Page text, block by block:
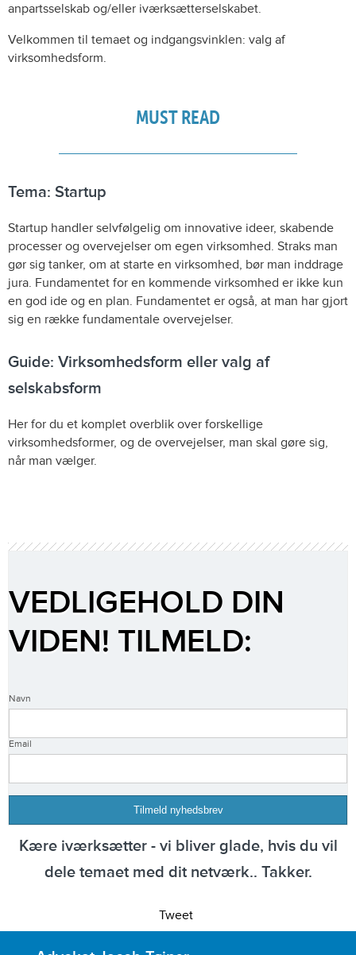
anpartsselskab og/eller iværksætterselskabet.
Velkommen til temaet og indgangsvinklen: valg af
virksomhedsform.
MUST READ
Tema: Startup
Startup handler selvfølgelig om innovative ideer, skabende
processer og overvejelser om egen virksomhed. Straks man
gør sig tanker, om at starte en virksomhed, bør man inddrage
jura. Fundamentet for en kommende virksomhed er ikke kun
en god ide og en plan. Fundamentet er også, at man har gjort
sig en række fundamentale overvejelser.
Guide: Virksomhedsform eller valg af
selskabsform
Her for du et komplet overblik over forskellige
virksomhedsformer, og de overvejelser, man skal gøre sig,
når man vælger.
VEDLIGEHOLD DIN
VIDEN! TILMELD:
Navn
Email
Kære iværksætter - vi bliver glade, hvis du vil
dele temaet med dit netværk.. Takker.
Tweet